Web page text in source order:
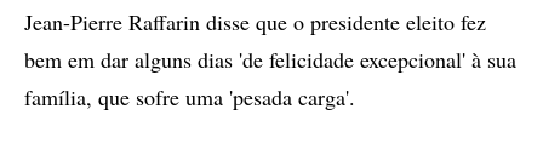
Jean-Pierre Raffarin disse que o presidente eleito fez
bem em dar alguns dias 'de felicidade excepcional' à sua
família, que sofre uma 'pesada carga'.